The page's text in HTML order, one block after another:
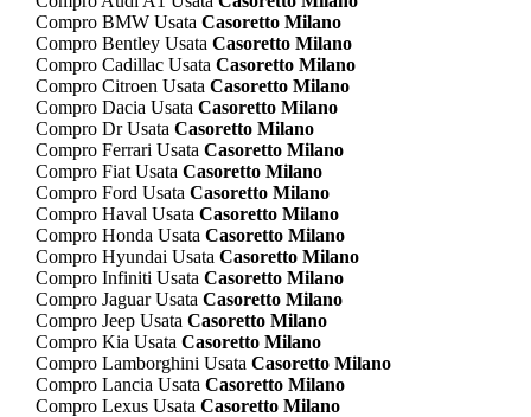
Compro BMW Usata Casoretto Milano
Compro Bentley Usata Casoretto Milano
Compro Cadillac Usata Casoretto Milano
Compro Citroen Usata Casoretto Milano
Compro Dacia Usata Casoretto Milano
Compro Dr Usata Casoretto Milano
Compro Ferrari Usata Casoretto Milano
Compro Fiat Usata Casoretto Milano
Compro Ford Usata Casoretto Milano
Compro Haval Usata Casoretto Milano
Compro Honda Usata Casoretto Milano
Compro Hyundai Usata Casoretto Milano
Compro Infiniti Usata Casoretto Milano
Compro Jaguar Usata Casoretto Milano
Compro Jeep Usata Casoretto Milano
Compro Kia Usata Casoretto Milano
Compro Lamborghini Usata Casoretto Milano
Compro Lancia Usata Casoretto Milano
Compro Lexus Usata Casoretto Milano